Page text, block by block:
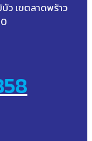
บัว เขตลาดพร้าว